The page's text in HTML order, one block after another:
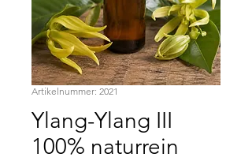
Artikelnummer: 2021
Ylang-Ylang III
100% naturrein